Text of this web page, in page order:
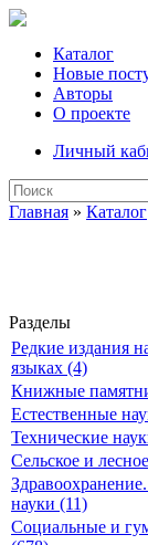
Каталог
Новые
Авторы
О проекте
Личный
Главная » Каталог
Разделы
Редкие издания
языках (4)
Книжные
Естественные
Технические
Сельское и
науки (11)
Социальные и